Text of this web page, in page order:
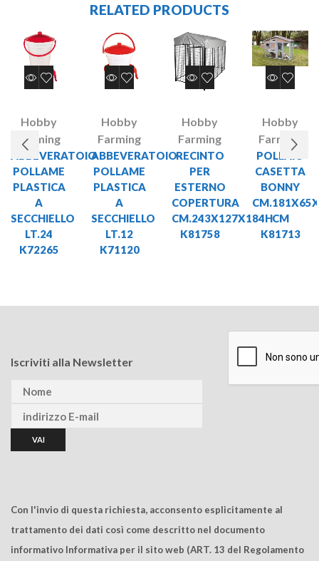
RELATED PRODUCTS
Hobby
Farming
ABBEVERATOIO
POLLAME
PLASTICA
A
SECCHIELLO
LT.24
K72265
Hobby
Farming
ABBEVERATOIO
POLLAME
PLASTICA
A
SECCHIELLO
LT.12
K71120
Hobby
Farming
RECINTO
PER
ESTERNO
COPERTURA
CM.243X127X184H
K81758
Hobby
Farming
POLLAIO
CASETTA
BONNY
CM
K81713
Iscriviti alla Newsletter
Con l'invio di questa richiesta, acconsento esplicitamente al
trattamento dei dati così come descritto nel documento
informativo Informativa per il sito web (ART. 13 del Regolamento